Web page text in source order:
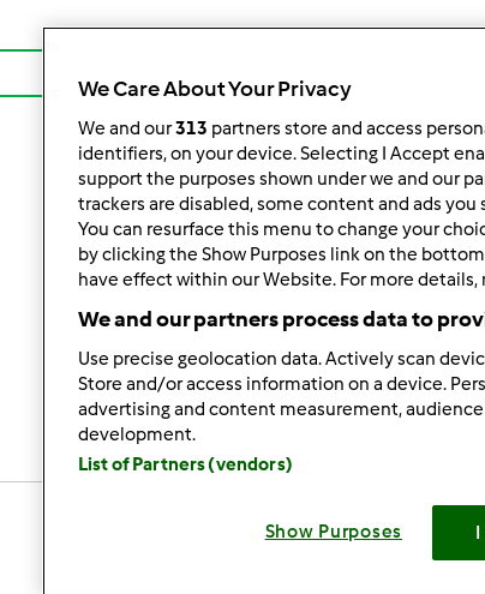
Ordina per:
Mar, 02/11/2014 - 18:44
CIAO A TUTTI, IO IN CUCINA SONO UNA
Mar, 02/11/2014 - 18:47
Vedrai quante cose riuscirai a fare.
We Care About Your Privacy
We and our313 partners store and access
identifiers, on your device. Selecting I Accept
support the purposes shown under we and our
trackers are disabled, some content and ads
You can resurface this menu to change your
by clicking the Show Purposes link on the
have effect within our Website. For more details,
We and our partners process data to
Use precise geolocation data. Actively scan
Store and/or access information on a device.
advertising and content measurement, audience
development.
List of Partners (vendors)
Show Purposes